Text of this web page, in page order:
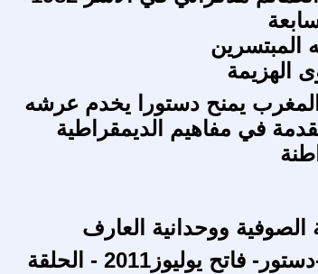
الهزيمة
يمنح دستورا يخدم عرشه
في مفاهيم الديمقراطية
الصوفية ووحدانية العارف
المغرب مابعد -دستور- فاتح يوليوز2011 - الحلقة